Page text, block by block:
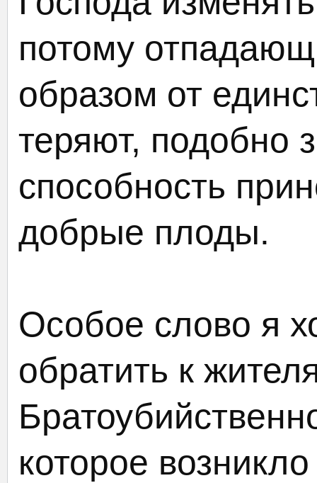
потому
образом от
теряют, подобно
способность
добрые плоды.
Особое слово я
обратить к
которое